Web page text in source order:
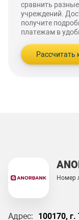
сравнить
учреждений.
получите
платежам в
Рассчитать
Номер
Адрес: 100170,